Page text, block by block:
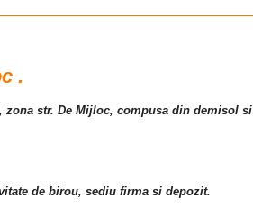
.
str. De Mijloc, compusa din demisol
de birou, sediu firma si depozit.